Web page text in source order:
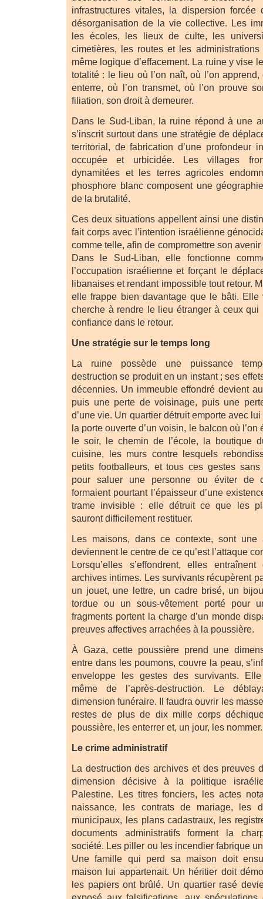
infrastructures vitales, la dispersion
désorganisation de la vie collective. Les
les écoles, les lieux de culte, les
cimetières, les routes et les
même logique d’effacement. La ruine y vise
totalité : le lieu où l’on naît, où l’on apprend,
enterre, où l’on transmet, où l’on prouve
filiation, son droit à demeurer.
Dans le Sud-Liban, la ruine répond à une
s’inscrit surtout dans une stratégie de
territorial, de fabrication d’une profondeur
occupée et urbicidée. Les villages
dynamitées et les terres agricoles
phosphore blanc composent une
de la brutalité.
Ces deux situations appellent ainsi une
fait corps avec l’intention israélienne
comme telle, afin de compromettre son
Dans le Sud-Liban, elle fonctionne
l’occupation israélienne et forçant le
libanaises et rendant impossible tout retour.
elle frappe bien davantage que le bâti.
cherche à rendre le lieu étranger à ceux qui
confiance dans le retour.
Une stratégie sur le temps long
La ruine possède une puissance
destruction se produit en un instant ; ses
décennies. Un immeuble effondré devient
puis une perte de voisinage, puis une
d’une vie. Un quartier détruit emporte avec
la porte ouverte d’un voisin, le balcon où
le soir, le chemin de l’école, la boutique
cuisine, les murs contre lesquels
petits footballeurs, et tous ces gestes sans
pour saluer une personne ou éviter de
formaient pourtant l’épaisseur d’une
trame invisible : elle détruit ce que les
sauront difficilement restituer.
Les maisons, dans ce contexte, sont une
deviennent le centre de ce qu’est l’attaque
Lorsqu’elles s’effondrent, elles
archives intimes. Les survivants récupèrent
un jouet, une lettre, un cadre brisé, un
tordue ou un sous-vêtement porté pour
fragments portent la charge d’un monde
preuves affectives arrachées à la poussière.
À Gaza, cette poussière prend une
entre dans les poumons, couvre la peau,
enveloppe les gestes des survivants. Elle
même de l’après-destruction. Le
dimension funéraire. Il faudra ouvrir les
restes de plus de dix mille corps
poussière, les enterrer et, un jour, les nommer.
Le crime administratif
La destruction des archives et des preuves
dimension décisive à la politique
Palestine. Les titres fonciers, les actes
naissance, les contrats de mariage, les
municipaux, les plans cadastraux, les
documents administratifs forment la
société. Les piller ou les incendier fabrique
Une famille qui perd sa maison doit
maison lui appartenait. Un héritier doit
les papiers ont brûlé. Un quartier rasé